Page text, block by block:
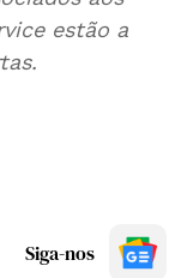
estão a
Siga-nos